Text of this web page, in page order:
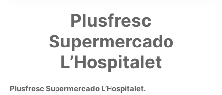
Plusfresc
Supermercado
L’Hospitalet
Plusfresc Supermercado L’Hospitalet.